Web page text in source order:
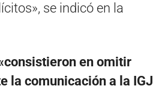
se indicó en la
en omitir
la comunicación a la IGJ